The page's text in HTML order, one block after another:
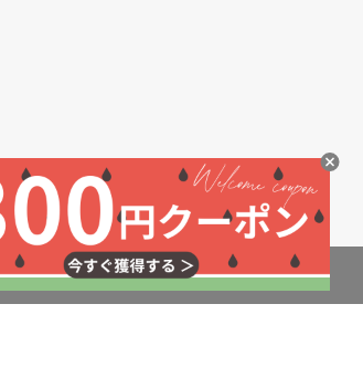
です。
ています。